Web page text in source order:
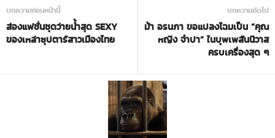
บทความก่อนหน้านี้
ส่องแฟชั่นชุดว่ายน้ำสุด SEXY
ของเหล่าซุปตาร์สาวเมืองไทย
บทความถัดไป
ม้า อรนภา ขอแปลงโฉมเป็น “คุณ
หญิง จำปา” ในบุพเพสันนิวาส
ครบเครื่องสุด ๆ